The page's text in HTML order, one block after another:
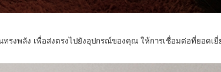
งพลัง เพื่อส่งตรงไปยังอุปกรณ์ของคุณ ให้การเชื่อมต่อที่ยอดเยี่